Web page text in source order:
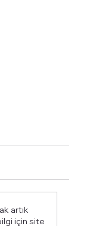
artık
için site